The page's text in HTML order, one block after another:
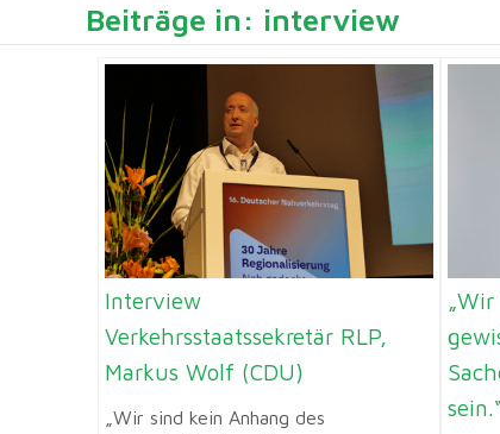
Beiträge in: interview
Interview
Verkehrsstaatssekretär RLP,
Markus Wolf (CDU)
„Wir sind kein Anhang des